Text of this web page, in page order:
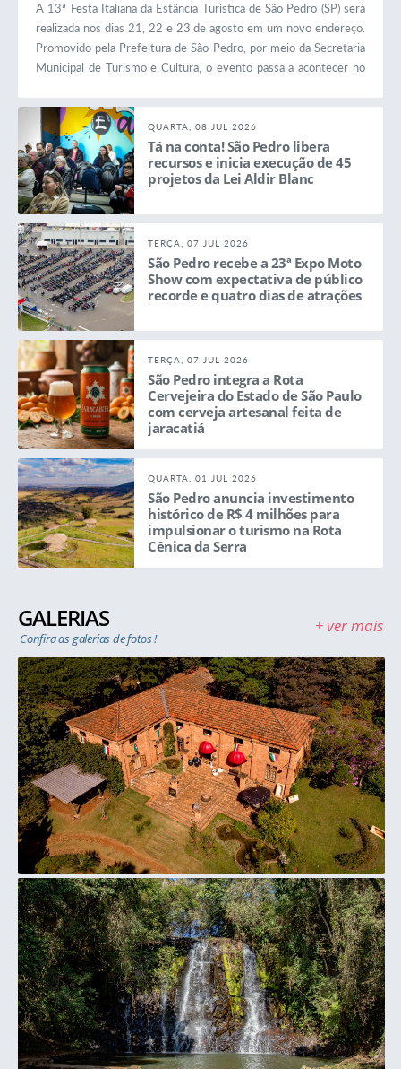
A 13ª Festa Italiana da Estância Turística de São Pedro (SP) será
realizada nos dias 21, 22 e 23 de agosto em um novo endereço.
Promovido pela Prefeitura de São Pedro, por meio da Secretaria
Municipal de Turismo e Cultura, o evento passa a acontecer no
na avenida Pascoal Antonelli s/n, ao lado do Ginásio Municipal
Antonio Carlos Siloto Filho, conhecido...
QUARTA, 08 JUL 2026
Tá na conta! São Pedro libera
recursos e inicia execução de 45
projetos da Lei Aldir Blanc
TERÇA, 07 JUL 2026
São Pedro recebe a 23ª Expo Moto
Show com expectativa de público
recorde e quatro dias de atrações
TERÇA, 07 JUL 2026
São Pedro integra a Rota
Cervejeira do Estado de São Paulo
com cerveja artesanal feita de
jaracatiá
QUARTA, 01 JUL 2026
São Pedro anuncia investimento
histórico de R$ 4 milhões para
impulsionar o turismo na Rota
Cênica da Serra
GALERIAS
Confira as galerias de fotos !
+ ver mais